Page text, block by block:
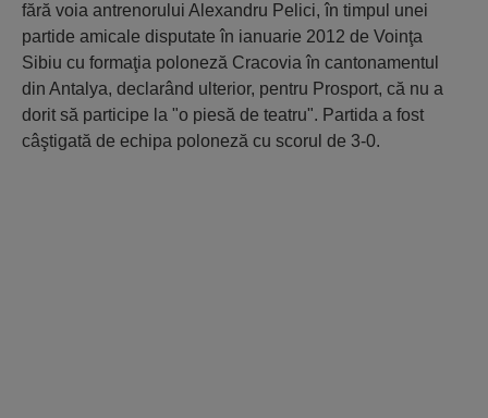
fără voia antrenorului Alexandru Pelici, în timpul unei
partide amicale disputate în ianuarie 2012 de Voinţa
Sibiu cu formaţia poloneză Cracovia în cantonamentul
din Antalya, declarând ulterior, pentru Prosport, că nu a
dorit să participe la "o piesă de teatru". Partida a fost
câştigată de echipa poloneză cu scorul de 3-0.